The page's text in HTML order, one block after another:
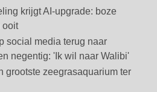
krijgt AI-upgrade: boze
ooit
social media terug naar
negentig: 'Ik wil naar Walibi'
grootste zeegrasaquarium ter